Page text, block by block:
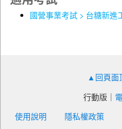
點限制，
隨時隨地享有鼎文專業課程輔考，學習更
利用網路瀏覽器上網觀看
雲端網站採扣點機制，提
重複學習，每堂課可觀看
線上播放器支援倍數播放
國營事業考試 > 台糖新進
▲回頁面
行動版 ｜
使用說明
隱私權政策